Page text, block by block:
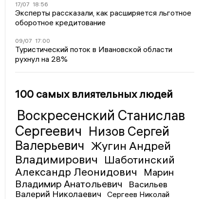
17/07 18:56
Эксперты рассказали, как расширяется льготное
оборотное кредитование
09/07 17:00
Туристический поток в Ивановской области
рухнул на 28%
100 самых влиятельных людей
Воскресенский Станислав
Сергеевич Низов Сергей
Валерьевич Жугин Андрей
Владимирович
Шаботинский
Александр Леонидович
Марин
Владимир Анатольевич
Васильев
Валерий Николаевич
Сергеев Николай